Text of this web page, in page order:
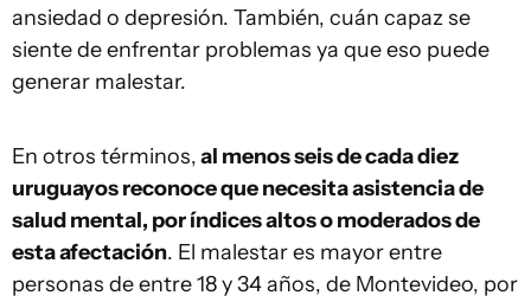
ansiedad o depresión. También, cuán capaz se
siente de enfrentar problemas ya que eso puede
generar malestar.
En otros términos,al menos seis de cada diez
uruguayos reconoce que necesita asistencia de
salud mental, por índices altos o moderados de
esta afectación. El malestar es mayor entre
personas de entre 18 y 34 años, de Montevideo, por